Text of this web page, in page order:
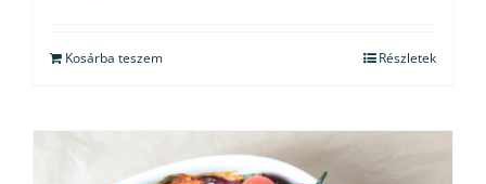
Kosárba teszem Részletek